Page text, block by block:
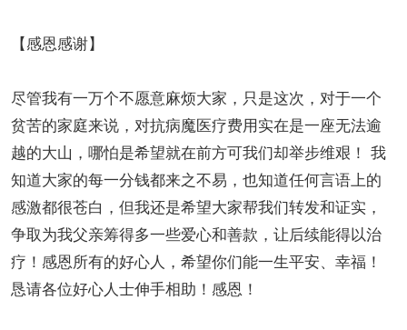
【感恩感谢】
尽管我有一万个不愿意麻烦大家，只是这次，对于一个
贫苦的家庭来说，对抗病魔医疗费用实在是一座无法逾
越的大山，哪怕是希望就在前方可我们却举步维艰！ 我
知道大家的每一分钱都来之不易，也知道任何言语上的
感激都很苍白，但我还是希望大家帮我们转发和证实，
争取为我父亲筹得多一些爱心和善款，让后续能得以治
疗！感恩所有的好心人，希望你们能一生平安、幸福！
恳请各位好心人士伸手相助！感恩！